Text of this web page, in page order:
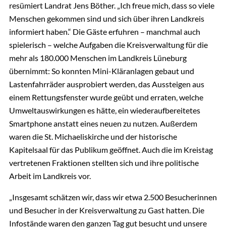
resümiert Landrat Jens Böther. „Ich freue mich, dass so viele
Menschen gekommen sind und sich über ihren Landkreis
informiert haben.“ Die Gäste erfuhren – manchmal auch
spielerisch – welche Aufgaben die Kreisverwaltung für die
mehr als 180.000 Menschen im Landkreis Lüneburg
übernimmt: So konnten Mini-Kläranlagen gebaut und
Lastenfahrräder ausprobiert werden, das Aussteigen aus
einem Rettungsfenster wurde geübt und erraten, welche
Umweltauswirkungen es hätte, ein wiederaufbereitetes
Smartphone anstatt eines neuen zu nutzen. Außerdem
waren die St. Michaeliskirche und der historische
Kapitelsaal für das Publikum geöffnet. Auch die im Kreistag
vertretenen Fraktionen stellten sich und ihre politische
Arbeit im Landkreis vor.
„Insgesamt schätzen wir, dass wir etwa 2.500 Besucherinnen
und Besucher in der Kreisverwaltung zu Gast hatten. Die
Infostände waren den ganzen Tag gut besucht und unsere